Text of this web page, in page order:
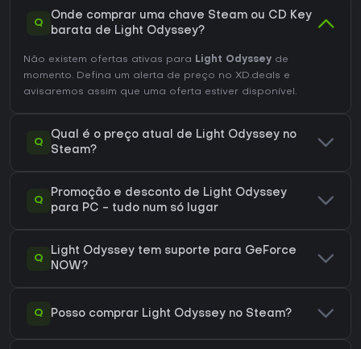
Q
Onde comprar uma chave Steam ou CD Key
barata de Light Odyssey?
Não existem ofertas ativas para Light Odyssey de
momento. Defina um alerta de preço no XD.deals e
avisaremos assim que uma oferta estiver disponível.
Q
Qual é o preço atual de Light Odyssey no
Steam?
Q
Promoção e desconto de Light Odyssey
para PC - tudo num só lugar
Q
Light Odyssey tem suporte para GeForce
NOW?
Q Posso comprar Light Odyssey no Steam?